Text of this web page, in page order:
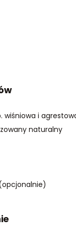
i
naturalny